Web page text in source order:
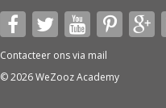
Contacteer ons via mail
© 2026 WeZooz Academy